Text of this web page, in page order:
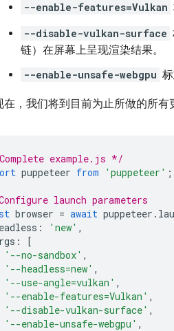
--enable-features=Vulkan
--disable-vulkan-surface
链）在屏幕上呈现渲染结果。
--enable-unsafe-webgpu
在，我们将到目前为止所做的所有
example.js */
puppeteer from 'puppeteer' ;
launch parameters
browser = await puppeteer .
: 'new' ,
:
[
'--no-sandbox' ,
'--headless=new' ,
'--use-angle=vulkan' ,
'--enable-features=Vulkan' ,
'--disable-vulkan-surface' ,
'--enable-unsafe-webgpu' ,